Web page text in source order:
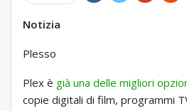
Notizia
Plesso
Plex è già una delle migliori
copie digitali di film, programmi